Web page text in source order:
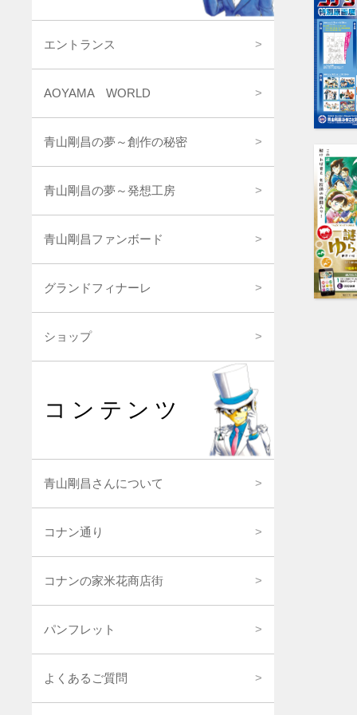
エントランス
AOYAMA WORLD
青山剛昌の夢～創作の秘密
青山剛昌の夢～発想工房
青山剛昌ファンボード
グランドフィナーレ
ショップ
コンテンツ
青山剛昌さんについて
コナン通り
コナンの家米花商店街
パンフレット
よくあるご質問